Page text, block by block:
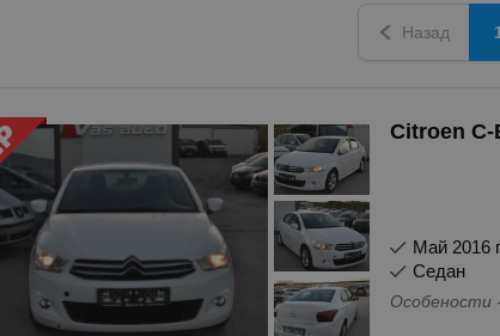
Назад
Citroen C-
май 2016
Седан
Особености